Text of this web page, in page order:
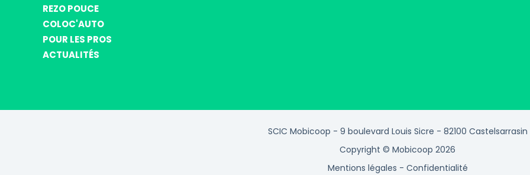
REZO POUCE
COLOC'AUTO
POUR LES PROS
ACTUALITÉS
SCIC Mobicoop - 9 boulevard Louis Sicre - 82100 Castelsarrasin
Copyright © Mobicoop 2026
Mentions légales - Confidentialité